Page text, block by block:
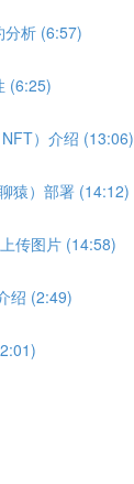
分析 (6:57)
(6:25)
）介绍 (13:06)
猿）部署 (14:12)
传图片 (14:58)
绍 (2:49)